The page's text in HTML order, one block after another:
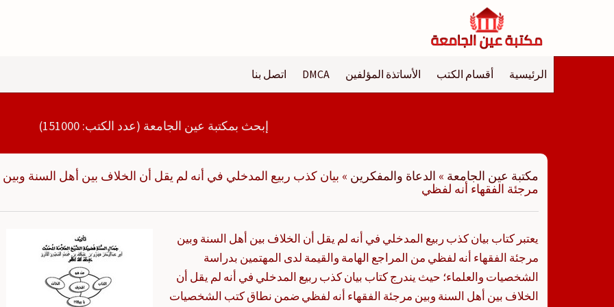
الرئيسية أقسام الكتب الأساتذة المؤلفين DMCA اتصل بنا
إبحث بمكتبة عين الجامعة (عدد الكتب: 151000)
مكتبة عين الجامعة » الدعاة والمفكرين » بيان كذب ربيع المدخلي في أنه لم يقل أن الخلاف بين أهل السنة وبين
مرجئة الفقهاء أنه لفظي
يعتبر كتاب بيان كذب ربيع المدخلي في أنه لم يقل أن الخلاف بين أهل السنة وبين
مرجئة الفقهاء أنه لفظي من المراجع الهامة والقيمة لدى المهتمين بدراسة
الشخصيات والعلماء؛ حيث يندرج كتاب بيان كذب ربيع المدخلي في أنه لم يقل أن
الخلاف بين أهل السنة وبين مرجئة الفقهاء أنه لفظي ضمن نطاق كتب الشخصيات